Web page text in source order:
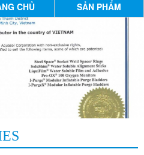
CHỦ SẢN PHẨM